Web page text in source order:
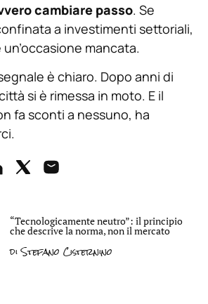
cambiare passo. Se
a investimenti settoriali,
mancata.
è chiaro. Dopo anni di
si è rimessa in moto. E il
fa sconti a nessuno, ha
“Tecnologicamente neutro”: il principio
che descrive la norma, non il mercato
diStefano Cisternino